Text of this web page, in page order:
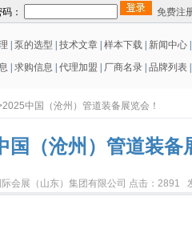
： 免费注
泵的选型 技术文章 样本下载 新闻中心
求购信息 代理加盟 厂商名录 品牌列表
中国（沧州）管道装备展览会！
国（沧州）管道装备
会展（山东）集团有限公司 点击：2891